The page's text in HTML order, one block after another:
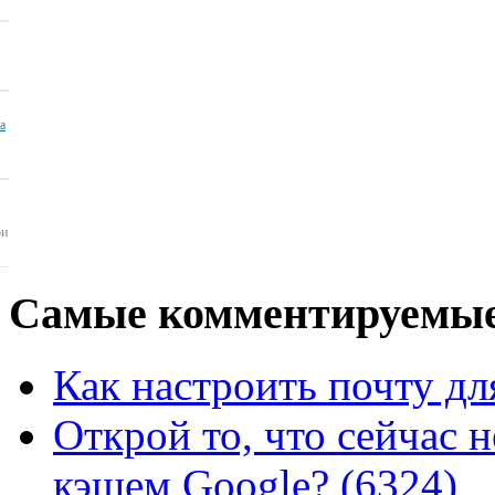
Самые
Как настроить почту
Открой то, что сейчас
кэшем Google? (6324)